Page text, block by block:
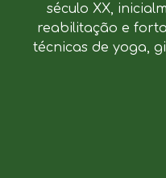
século XX,
reabilitação e
técnicas de yoga,